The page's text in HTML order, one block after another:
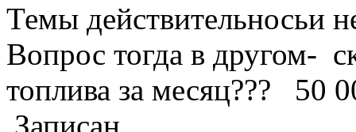
Темы действительносьи
Вопрос тогда в другом-
топлива за месяц??? 50
Записан